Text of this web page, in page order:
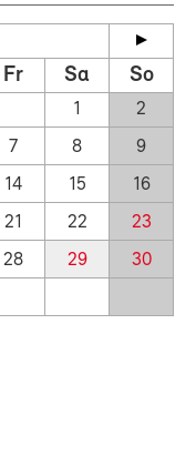
Fr Sa So
1
2
7 8
9
14 15
16
21 22
23
28 29
30